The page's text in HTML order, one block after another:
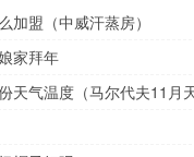
加盟（中威汗蒸房）
家拜年
天气温度（马尔代夫11月天